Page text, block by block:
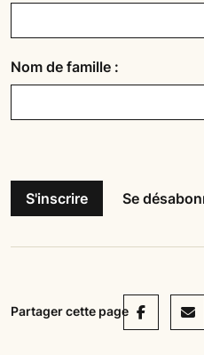
Nom de famille :
Partager cette pageFacebook
Mail